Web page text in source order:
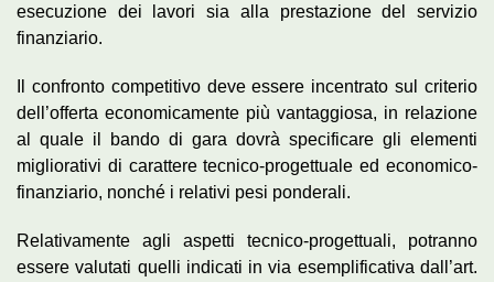
esecuzione dei lavori sia alla prestazione del servizio
finanziario.
Il confronto competitivo deve essere incentrato sul criterio
dell’offerta economicamente più vantaggiosa, in relazione
al quale il bando di gara dovrà specificare gli elementi
migliorativi di carattere tecnico-progettuale ed economico-
finanziario, nonché i relativi pesi ponderali.
Relativamente agli aspetti tecnico-progettuali, potranno
essere valutati quelli indicati in via esemplificativa dall’art.